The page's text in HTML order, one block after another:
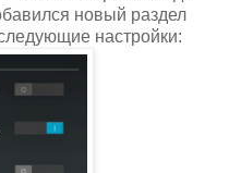
новый раздел
настройки: